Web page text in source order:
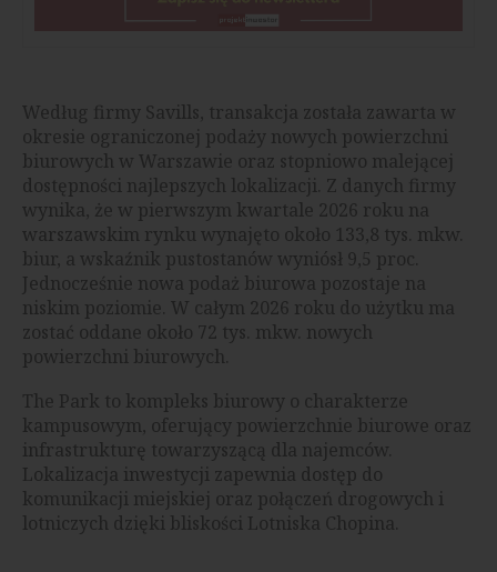
Według firmy Savills, transakcja została zawarta w
okresie ograniczonej podaży nowych powierzchni
biurowych w Warszawie oraz stopniowo malejącej
dostępności najlepszych lokalizacji. Z danych firmy
wynika, że w pierwszym kwartale 2026 roku na
warszawskim rynku wynajęto około 133,8 tys. mkw.
biur, a wskaźnik pustostanów wyniósł 9,5 proc.
Jednocześnie nowa podaż biurowa pozostaje na
niskim poziomie. W całym 2026 roku do użytku ma
zostać oddane około 72 tys. mkw. nowych
powierzchni biurowych.
The Park to kompleks biurowy o charakterze
kampusowym, oferujący powierzchnie biurowe oraz
infrastrukturę towarzyszącą dla najemców.
Lokalizacja inwestycji zapewnia dostęp do
komunikacji miejskiej oraz połączeń drogowych i
lotniczych dzięki bliskości Lotniska Chopina.